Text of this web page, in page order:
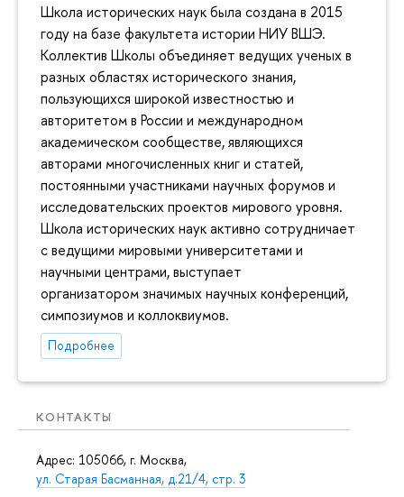
Школа исторических наук была создана в 2015
году на базе факультета истории НИУ ВШЭ.
Коллектив Школы объединяет ведущих ученых в
разных областях исторического знания,
пользующихся широкой известностью и
авторитетом в России и международном
академическом сообществе, являющихся
авторами многочисленных книг и статей,
постоянными участниками научных форумов и
исследовательских проектов мирового уровня.
Школа исторических наук активно сотрудничает
с ведущими мировыми университетами и
научными центрами, выступает
организатором значимых научных конференций,
симпозиумов и коллоквиумов.
Подробнее
КОНТАКТЫ
Адрес: 105066, г. Москва,
ул. Старая Басманная, д.21/4, стр. 3